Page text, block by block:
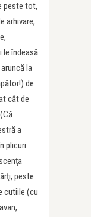
peste tot,
arhivare,
le îndeasă
la
de
cât de
a
plicuri
peste
cutiile (cu